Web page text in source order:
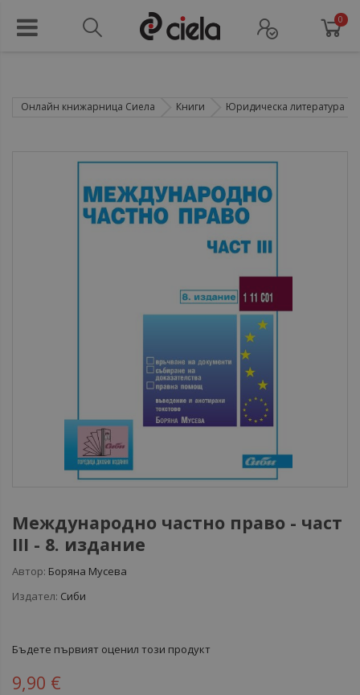
0
Онлайн книжарница Сиела Книги Юридическа литература
Международно частно право - част
III - 8. издание
Автор: Боряна Мусева
Издател: Сиби
Бъдете първият оценил този продукт
9,90 €